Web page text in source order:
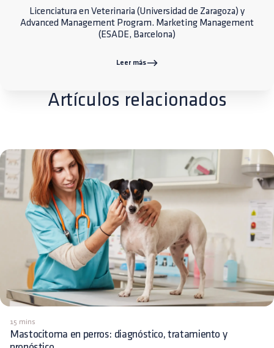
Licenciatura en Veterinaria (Universidad de Zaragoza) y
Advanced Management Program. Marketing Management
(ESADE, Barcelona)
Leer más
Artículos relacionados
15 mins
Mastocitoma en perros: diagnóstico, tratamiento y